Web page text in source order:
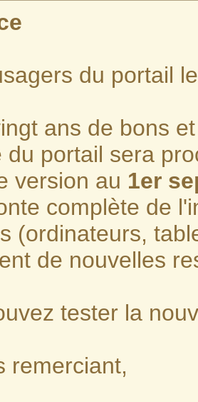
du portail
ans de bons
du portail sera
version au 1er
complète de
(ordinateurs,
de nouvelles
tester la
remerciant,